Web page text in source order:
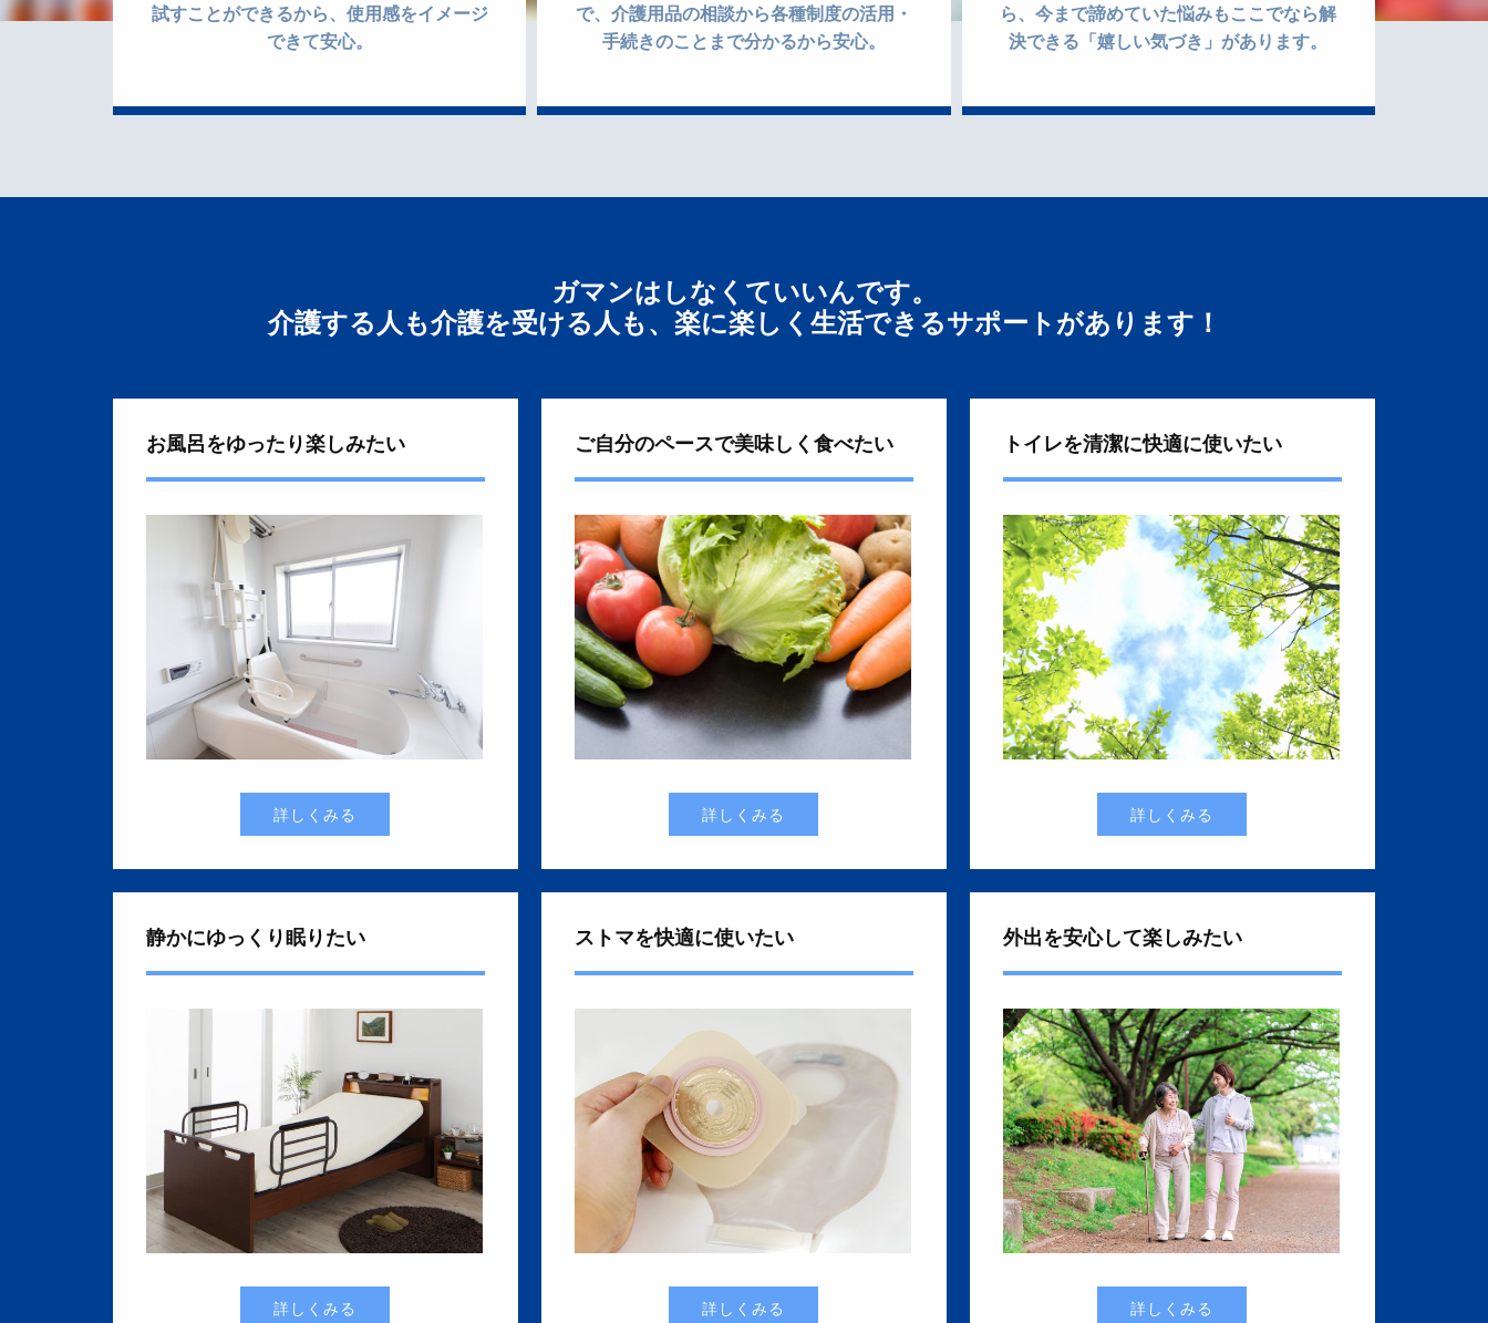
試すことができるから、使用感をイメージ
できて安心。
で、介護用品の相談から各種制度の活用・
手続きのことまで分かるから安心。
ら、今まで諦めていた悩みもここでなら解
決できる「嬉しい気づき」があります。
ガマンはしなくていいんです。
介護する人も介護を受ける人も、楽に楽しく生活できるサポートがあります！
お風呂をゆったり楽しみたい
詳しくみる
ご自分のペースで美味しく食べたい
詳しくみる
トイレを清潔に快適に使いたい
詳しくみる
静かにゆっくり眠りたい
詳しくみる
ストマを快適に使いたい
詳しくみる
外出を安心して楽しみたい
詳しくみる